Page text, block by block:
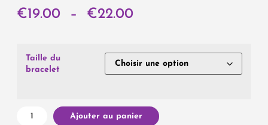
€19.00 – €22.00
Taille du
bracelet
Ajouter au panier